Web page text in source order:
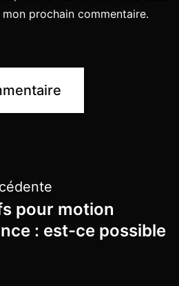
prochain commentaire.
pour motion
: est-ce possible